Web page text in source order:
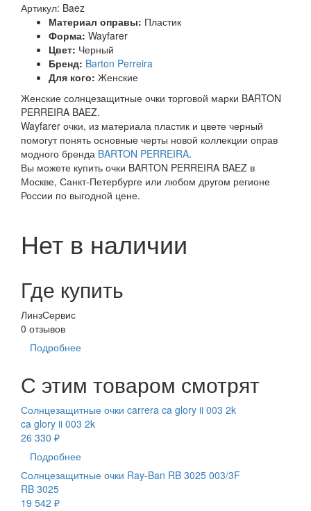
Артикул: Baez
Материал оправы: Пластик
Форма: Wayfarer
Цвет: Черный
Бренд: Barton Perreira
Для кого: Женские
Женские солнцезащитные очки торговой марки BARTON
PERREIRA BAEZ.
Wayfarer очки, из материала пластик и цвете черный
помогут понять основные черты новой коллекции оправ
модного бренда BARTON PERREIRA.
Вы можете купить очки BARTON PERREIRA BAEZ в
Москве, Санкт-Петербурге или любом другом регионе
России по выгодной цене.
Нет в наличии
Где купить
ЛинзСервис
0 отзывов
Подробнее
С этим товаром смотрят
Солнцезащитные очки carrera ca glory ii 003 2k
ca glory ii 003 2k
26 330 ₽
Подробнее
Солнцезащитные очки Ray-Ban RB 3025 003/3F
RB 3025
19 542 ₽